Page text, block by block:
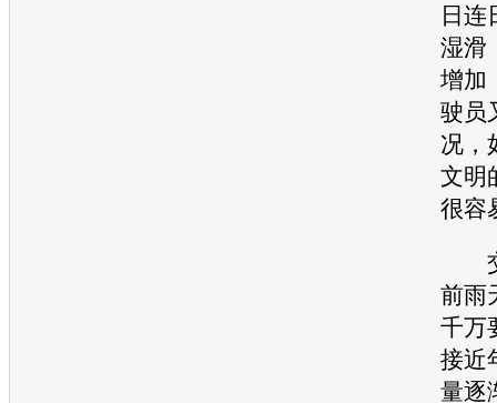
日连
湿滑
增加
驶员
况，
文明
很容
交
前雨
千万
接近
量逐